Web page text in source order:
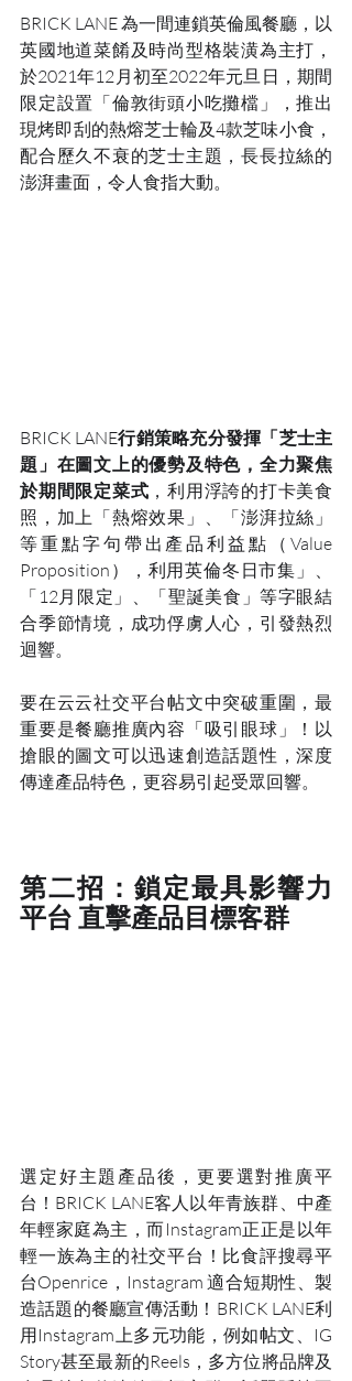
BRICK LANE 為一間連鎖英倫風餐廳，以
英國地道菜餚及時尚型格裝潢為主打，
於2021年12月初至2022年元旦日，期間
限定設置「倫敦街頭小吃攤檔」，推出
現烤即刮的熱熔芝士輪及4款芝味小食，
配合歷久不衰的芝士主題，長長拉絲的
澎湃畫面，令人食指大動。
BRICK LANE行銷策略充分發揮「芝士主
題」在圖文上的優勢及特色，全力聚焦
於期間限定菜式 ，利用浮誇的打卡美食
照，加上「熱熔效果」、「澎湃拉絲」
等重點字句帶出產品利益點（Value
Proposition），利用英倫冬日市集」、
「12月限定」、「聖誕美食」等字眼結
合季節情境，成功俘虜人心，引發熱烈
迴響。
要在云云社交平台帖文中突破重圍，最
重要是餐廳推廣內容「吸引眼球」！以
搶眼的圖文可以迅速創造話題性，深度
傳達產品特色，更容易引起受眾回響。
第二招：鎖定最具影響力
平台 直擊產品目標客群
選定好主題產品後，更要選對推廣平
台！BRICK LANE客人以年青族群、中產
年輕家庭為主，而Instagram正正是以年
輕一族為主的社交平台！比食評搜尋平
台Openrice，Instagram 適合短期性、製
造話題的餐廳宣傳活動！BRICK LANE利
用Instagram上多元功能，例如帖文、IG
Story甚至最新的Reels，多方位將品牌及